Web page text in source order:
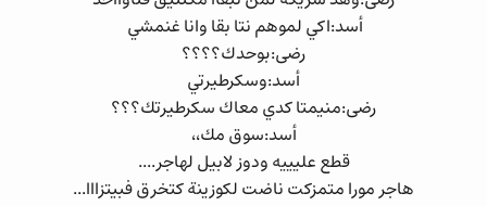
أسد:اكي لموهم نتا بقا وانا غنمشي
رضى:بوحدك؟؟؟؟
أسد:وسكرطيرتي
رضى:منيمتا كدي معاك سكرطيرتك؟؟؟
أسد:سوق مك،،
قطع عليييه ودوز لابيل لهاجر....
هاجر مورا متمزكت ناضت لكوزينة كتخرق فبيتزااا...